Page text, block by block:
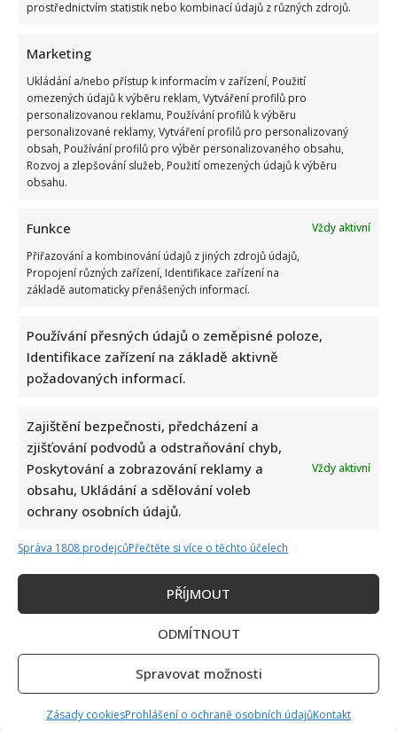
prostřednictvím statistik nebo kombinací údajů z různých zdrojů.
Marketing
Ukládání a/nebo přístup k informacím v zařízení, Použití
omezených údajů k výběru reklam, Vytváření profilů pro
personalizovanou reklamu, Používání profilů k výběru
personalizované reklamy, Vytváření profilů pro personalizovaný
obsah, Používání profilů pro výběr personalizovaného obsahu,
Rozvoj a zlepšování služeb, Použití omezených údajů k výběru
obsahu.
Funkce
Vždy aktivní
Přiřazování a kombinování údajů z jiných zdrojů údajů,
Propojení různých zařízení, Identifikace zařízení na
základě automaticky přenášených informací.
Používání přesných údajů o zeměpisné poloze,
Identifikace zařízení na základě aktivně
požadovaných informací.
Zajištění bezpečnosti, předcházení a
zjišťování podvodů a odstraňování chyb,
Poskytování a zobrazování reklamy a
obsahu, Ukládání a sdělování voleb
ochrany osobních údajů.
Vždy aktivní
Správa 1808 prodejcůPřečtěte si více o těchto účelech
PŘÍJMOUT
ODMÍTNOUT
Spravovat možnosti
Zásady cookiesProhlášení o ochraně osobních údajůKontakt
Poslední chvíle Ivety Bartošové: Maminka z telefonátu
cítila zlepšení, poté přišla nejtvrdší rána
důchodech: Oba si stále musí přivydělávat
Linda Finková podpořila Jana Cinu po kritice od člena SPD:
Upozornila na téma, které rozděluje společnost
Test znalostí na téma české pohádky a jejich hlášky: Úkolem
je přiřadit 10/10 výroků ke správným filmům